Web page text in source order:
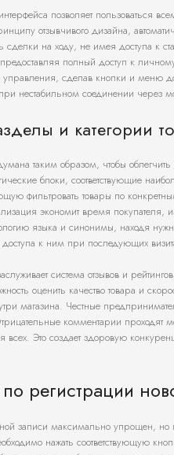
позволяет пользоваться
отзывчивого дизайна,
сделки на ходу, не имея доступа к
полный доступ к
управления, сделав кнопки и меню
нестабильном соединении через
и категории
таким образом, чтобы
блоки, соответствующие
фильтровать товары по
экономит время покупателя,
языка и синонимы, находя
доступа к ним при последующих
система отзывов и
оценить качество товара и
магазина. Честные
комментарии проходят
Это создает здоровую
регистрации
записи максимально упрощен,
нажать соответствующую